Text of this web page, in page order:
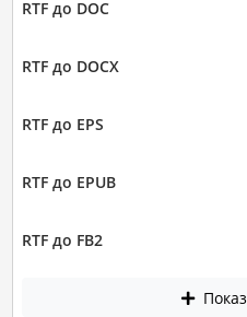
RTF до DOC
RTF до DOCX
RTF до EPS
RTF до EPUB
RTF до FB2